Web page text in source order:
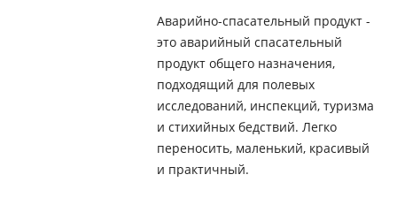
Аварийно-спасательный продукт -
это аварийный спасательный
продукт общего назначения,
подходящий для полевых
исследований, инспекций, туризма
и стихийных бедствий. Легко
переносить, маленький, красивый
и практичный.